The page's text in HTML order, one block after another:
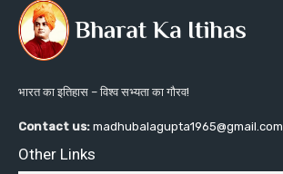
भारत का इतिहास – विश्व सभ्यता का गौरव!
Contact us: madhubalagupta1965@gmail.com
Other Links